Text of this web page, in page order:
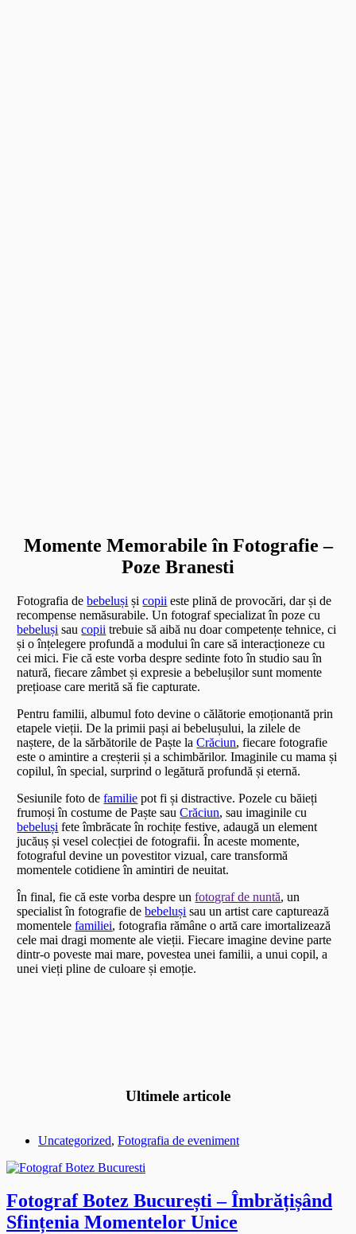
Momente Memorabile în Fotografie –
Poze Branesti
Fotografia debebeluși șicopii este plină de provocări, dar și de
recompense nemăsurabile. Un fotograf specializat în poze cu
bebeluși saucopii trebuie să aibă nu doar competențe tehnice, ci
și o înțelegere profundă a modului în care să interacționeze cu
cei mici. Fie că este vorba despre sedinte foto în studio sau în
natură, fiecare zâmbet și expresie a bebelușilor sunt momente
prețioase care merită să fie capturate.
Pentru familii, albumul foto devine o călătorie emoționantă prin
etapele vieții. De la primii pași ai bebelușului, la zilele de
naștere, de la sărbătorile de Paște laCrăciun, fiecare fotografie
este o amintire a creșterii și a schimbărilor. Imaginile cu mama și
copilul, în special, surprind o legătură profundă și eternă.
Sesiunile foto defamilie pot fi și distractive. Pozele cu băieți
frumoși în costume de Paște sauCrăciun, sau imaginile cu
bebeluși fete îmbrăcate în rochițe festive, adaugă un element
jucăuș și vesel colecției de fotografii. În aceste momente,
fotograful devine un povestitor vizual, care transformă
momentele cotidiene în amintiri de neuitat.
În final, fie că este vorba despre unfotograf de nuntă, un
specialist în fotografie debebeluși sau un artist care capturează
momentelefamiliei, fotografia rămâne o artă care imortalizează
cele mai dragi momente ale vieții. Fiecare imagine devine parte
dintr-o poveste mai mare, povestea unei familii, a unui copil, a
unei vieți pline de culoare și emoție.
Ultimele articole
Uncategorized, Fotografia de eveniment
Fotograf Botez București – Îmbrățișând
Sfințenia Momentelor Unice